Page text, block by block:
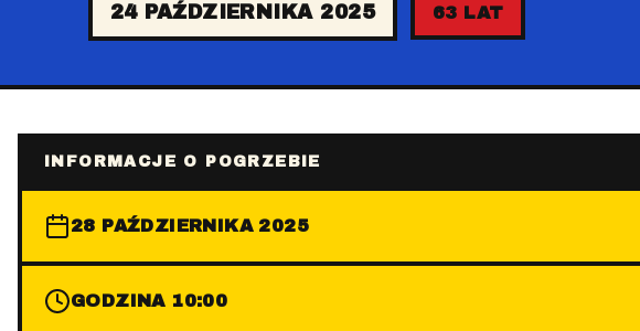
24 PAŹDZIERNIKA 2025 63 LAT
INFORMACJE O POGRZEBIE
28 PAŹDZIERNIKA 2025
GODZINA 10:00